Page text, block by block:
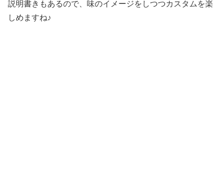
説明書きもあるので、味のイメージをしつつカスタムを楽
しめますね♪